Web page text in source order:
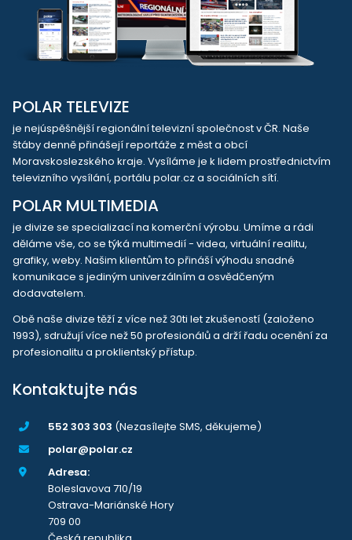
POLAR TELEVIZE
je nejúspěšnější regionální televizní společnost v ČR. Naše
štáby denně přinášejí reportáže z měst a obcí
Moravskoslezského kraje. Vysíláme je k lidem prostřednictvím
televizního vysílání, portálu polar.cz a sociálních sítí.
POLAR MULTIMEDIA
je divize se specializací na komerční výrobu. Umíme a rádi
děláme vše, co se týká multimedií - videa, virtuální realitu,
grafiky, weby. Našim klientům to přináší výhodu snadné
komunikace s jediným univerzálním a osvědčeným
dodavatelem.
Obě naše divize těží z více než 30ti let zkušeností (založeno
1993), sdružují více než 50 profesionálů a drží řadu ocenění za
profesionalitu a proklientský přístup.
Kontaktujte nás
552 303 303 (Nezasílejte SMS, děkujeme)
polar@polar.cz
Adresa:
Boleslavova 710/19
Ostrava-Mariánské Hory
709 00